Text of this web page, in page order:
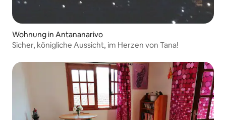
Wohnung in Antananarivo
Sicher, königliche Aussicht, im Herzen von Tana!